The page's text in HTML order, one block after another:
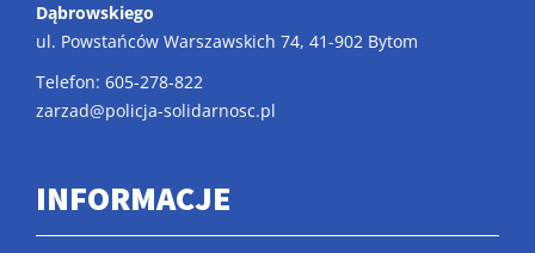
Dąbrowskiego
ul. Powstańców Warszawskich 74, 41-902 Bytom
Telefon: 605-278-822
zarzad@policja-solidarnosc.pl
INFORMACJE